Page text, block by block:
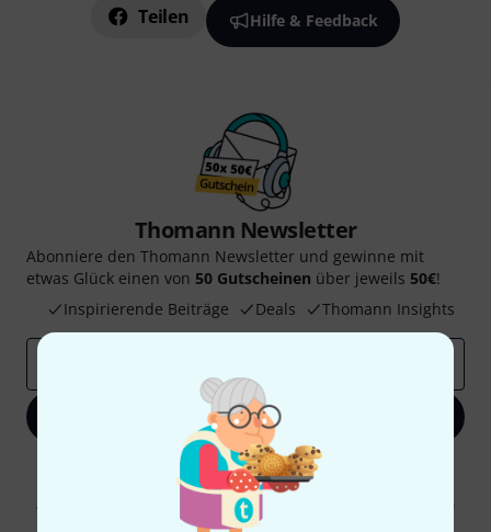
Teilen Hilfe & Feedback
Thomann Newsletter
Abonniere den Thomann Newsletter und gewinne mit
etwas Glück einen von 50 Gutscheinen über jeweils 50€!
Inspirierende Beiträge
Deals Thomann Insights
Jetzt anmelden
Mit Klick auf „Jetzt anmelden“ stimmen Sie dem Erhalt von E-Mail-
Werbung und einer Messung des E-Mail-Nutzungsverhaltens zu. Die
Abmeldung ist jederzeit möglich. Weitere Informationen finden Sie in
unseren
Datenschutzhinweisen